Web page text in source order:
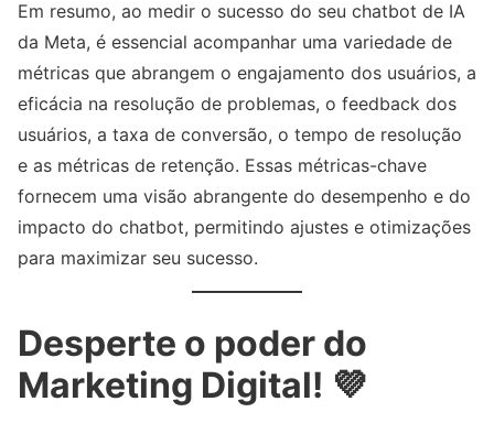
Em resumo, ao medir o sucesso do seu chatbot de IA
da Meta, é essencial acompanhar uma variedade de
métricas que abrangem o engajamento dos usuários, a
eficácia na resolução de problemas, o feedback dos
usuários, a taxa de conversão, o tempo de resolução
e as métricas de retenção. Essas métricas-chave
fornecem uma visão abrangente do desempenho e do
impacto do chatbot, permitindo ajustes e otimizações
para maximizar seu sucesso.
Desperte o poder do
Marketing Digital! 💜